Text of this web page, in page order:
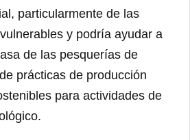
particularmente de las
y podría ayudar a
de las pesquerías de
prácticas de producción
para actividades de